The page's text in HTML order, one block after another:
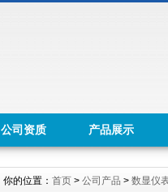
公司资质 产品展示
你的位置： 首页 > 公司产品 > 数显仪